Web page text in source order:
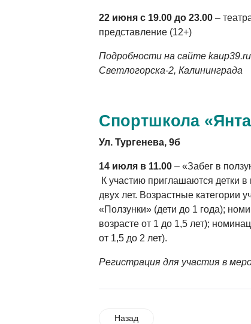
22 июня с 19.00 до 23.00–
представление (12+)
Подробности на сайте
Светлогорска-2, Калининграда
Спортшкола
Ул. Тургенева, 9б
14 июля в 11.00– «Забег в
К участию приглашаются детки
двух лет. Возрастные категории
«Ползунки» (дети до 1 года);
возрасте от 1 до 1,5 лет);
от 1,5 до 2 лет).
Регистрация для участия в
Назад